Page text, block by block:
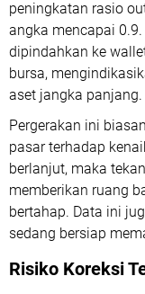
peningkatan rasio
angka mencapai
dipindahkan ke
bursa,
aset jangka panjang.
Pergerakan ini
pasar terhadap
berlanjut, maka
memberikan ruang
bertahap. Data ini
sedang bersiap
Risiko Koreksi